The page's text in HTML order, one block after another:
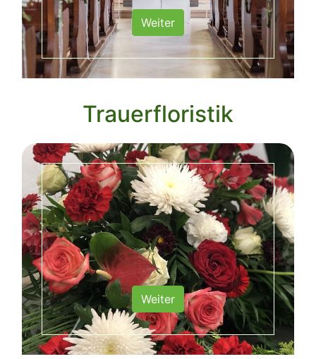
Weiter
Trauerfloristik
Weiter